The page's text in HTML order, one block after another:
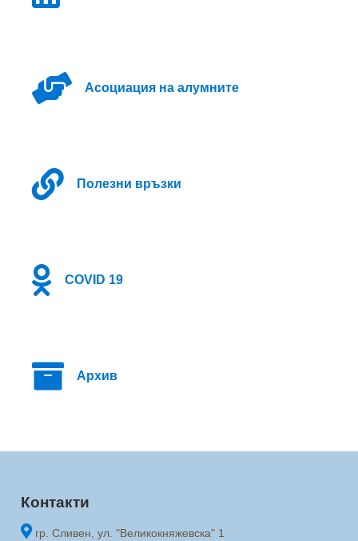
Асоциация на алумните
Полезни връзки
COVID 19
Архив
Контакти
гр. Сливен, ул. "Великокняжевска" 1